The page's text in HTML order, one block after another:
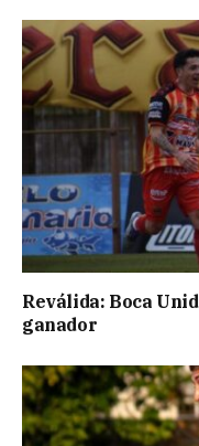
Reválida: Boca
ganador